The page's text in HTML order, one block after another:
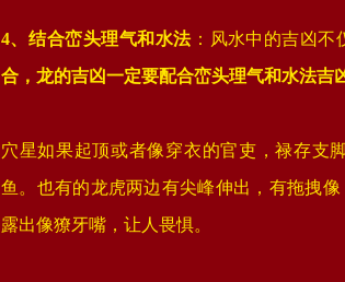
4、‌结合峦头理气和水法：风水中的吉凶不
合，龙的吉凶一定要配合峦头理气和水法吉
穴星如果起顶或者像穿衣的官吏，禄存支
鱼。也有的龙虎两边有尖峰伸出，有拖拽
露出像獠牙嘴，让人畏惧。